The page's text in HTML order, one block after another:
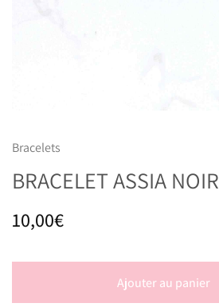
Bracelets
BRACELET ASSIA NOIR
10,00€
Ajouter au panier